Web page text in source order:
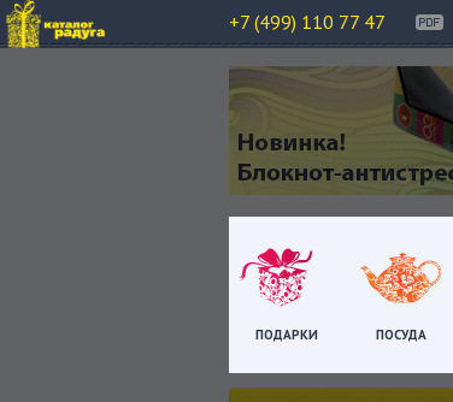
+7 (499) 110 77 47
ПОДАРКИ ПОСУДА